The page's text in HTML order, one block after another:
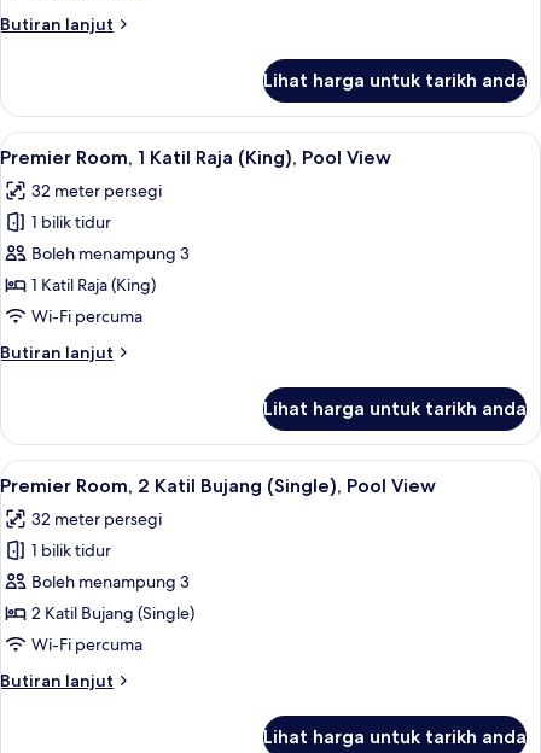
(Single)
Butiran lanjut
Butiran
2
Katil
Bujang
Lihat harga untuk tarikh anda
Lihat
semua
foto
untuk
Premier
Room,
1
Raja
View
Premier Room, 1 Katil Raja (King),
8
Premier Room, 1 Katil Raja (King), Pool View
32 meter persegi
1 bilik tidur
Boleh menampung 3
1 Katil Raja (King)
Wi-Fi percuma
Butiran lanjut
Butiran
Room,
Katil
(King),
Pool
Lihat harga untuk tarikh anda
Lihat
semua
foto
untuk
Premier
Room,
2
Bujang
Premier Room, 2 Katil Bujang
8
Premier Room, 2 Katil Bujang (Single), Pool View
32 meter persegi
1 bilik tidur
Boleh menampung 3
2 Katil Bujang (Single)
Wi-Fi percuma
Butiran lanjut
Butiran
Lihat harga untuk tarikh anda